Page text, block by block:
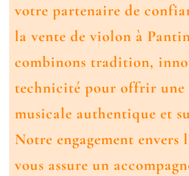
votre partenaire de
la vente de violon à
combinons tradition,
technicité pour offrir une
musicale authentique et
Notre engagement envers
vous assure un